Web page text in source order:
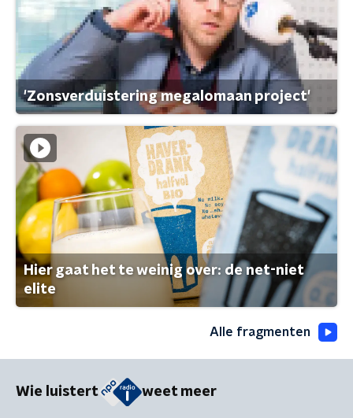
'Zonsverduistering megalomaan project'
Hier gaat het te weinig over: de net-niet
elite
Alle fragmenten
Wie luistert weet meer